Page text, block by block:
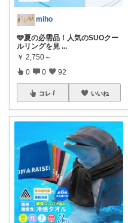
miho
🩵夏の必需品！人気のSUOクー
ルリングを見 ...
￥ 2,750～
0 0 92
コレ いいね